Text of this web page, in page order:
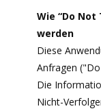
Wie “Do
werden
Diese
Anfragen
Die
Nicht-